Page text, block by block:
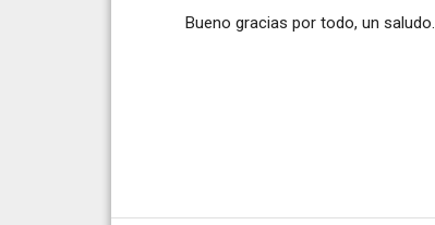
Bueno gracias por todo, un saludo.